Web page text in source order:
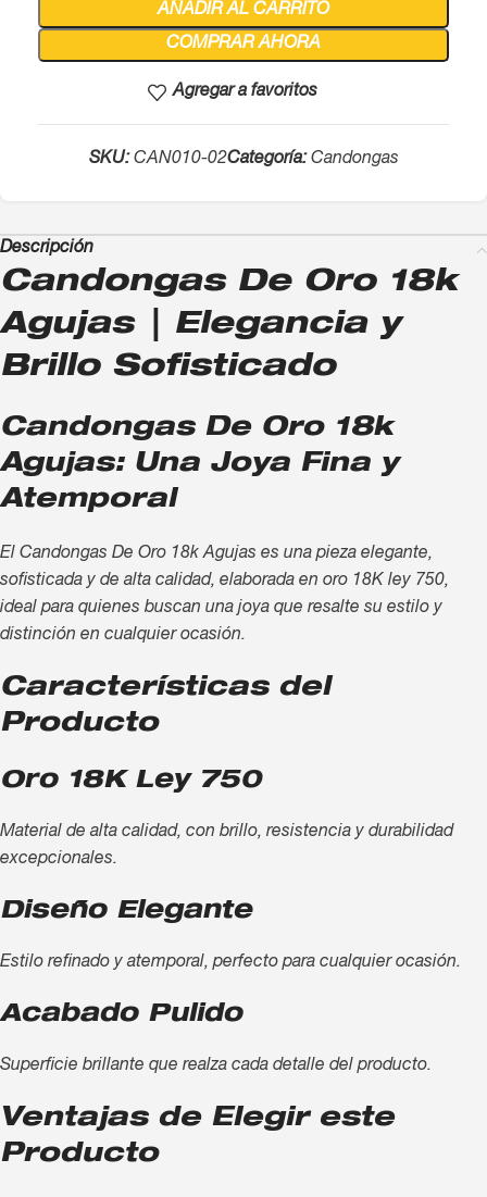
AÑADIR AL CARRITO
COMPRAR AHORA
Agregar a favoritos
SKU:CAN010-02Categoría: Candongas
Descripción
Candongas De Oro 18k
Agujas | Elegancia y
Brillo Sofisticado
Candongas De Oro 18k
Agujas: Una Joya Fina y
Atemporal
El Candongas De Oro 18k Agujas es una pieza elegante,
sofisticada y de alta calidad, elaborada en oro 18K ley 750,
ideal para quienes buscan una joya que resalte su estilo y
distinción en cualquier ocasión.
Características del
Producto
Oro 18K Ley 750
Material de alta calidad, con brillo, resistencia y durabilidad
excepcionales.
Diseño Elegante
Estilo refinado y atemporal, perfecto para cualquier ocasión.
Acabado Pulido
Superficie brillante que realza cada detalle del producto.
Ventajas de Elegir este
Producto